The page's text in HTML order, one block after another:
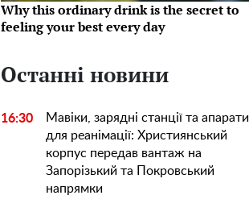
Why this ordinary drink is the secret to
feeling your best every day
Останні новини
16:30
Мавіки, зарядні станції та апарати
для реанімації: Християнський
корпус передав вантаж на
Запорізький та Покровський
напрямки